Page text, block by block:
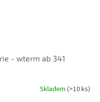
- wterm ab 341
Skladem (>10 ks)